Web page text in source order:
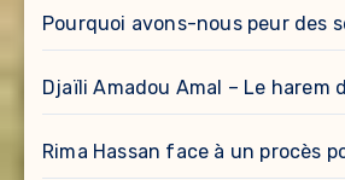
Pourquoi avons-nous peur des
Djaïli Amadou Amal – Le harem
Rima Hassan face à un procès